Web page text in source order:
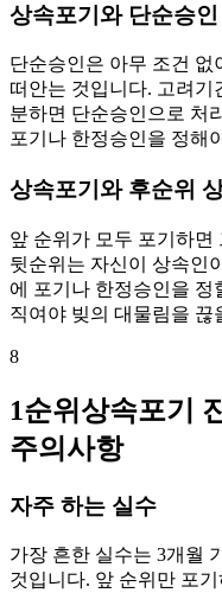
상속포기와 단순승인
단순승인은 아무 조건 없
떠안는 것입니다. 고려기
분하면 단순승인으로 처
포기나 한정승인을 정해
상속포기와 후순위
앞 순위가 모두 포기하면
뒷순위는 자신이 상속인
에 포기나 한정승인을 정
직여야 빚의 대물림을 끊
8
1순위상속포기
주의사항
자주 하는 실수
가장 흔한 실수는 3개월
것입니다. 앞 순위만 포